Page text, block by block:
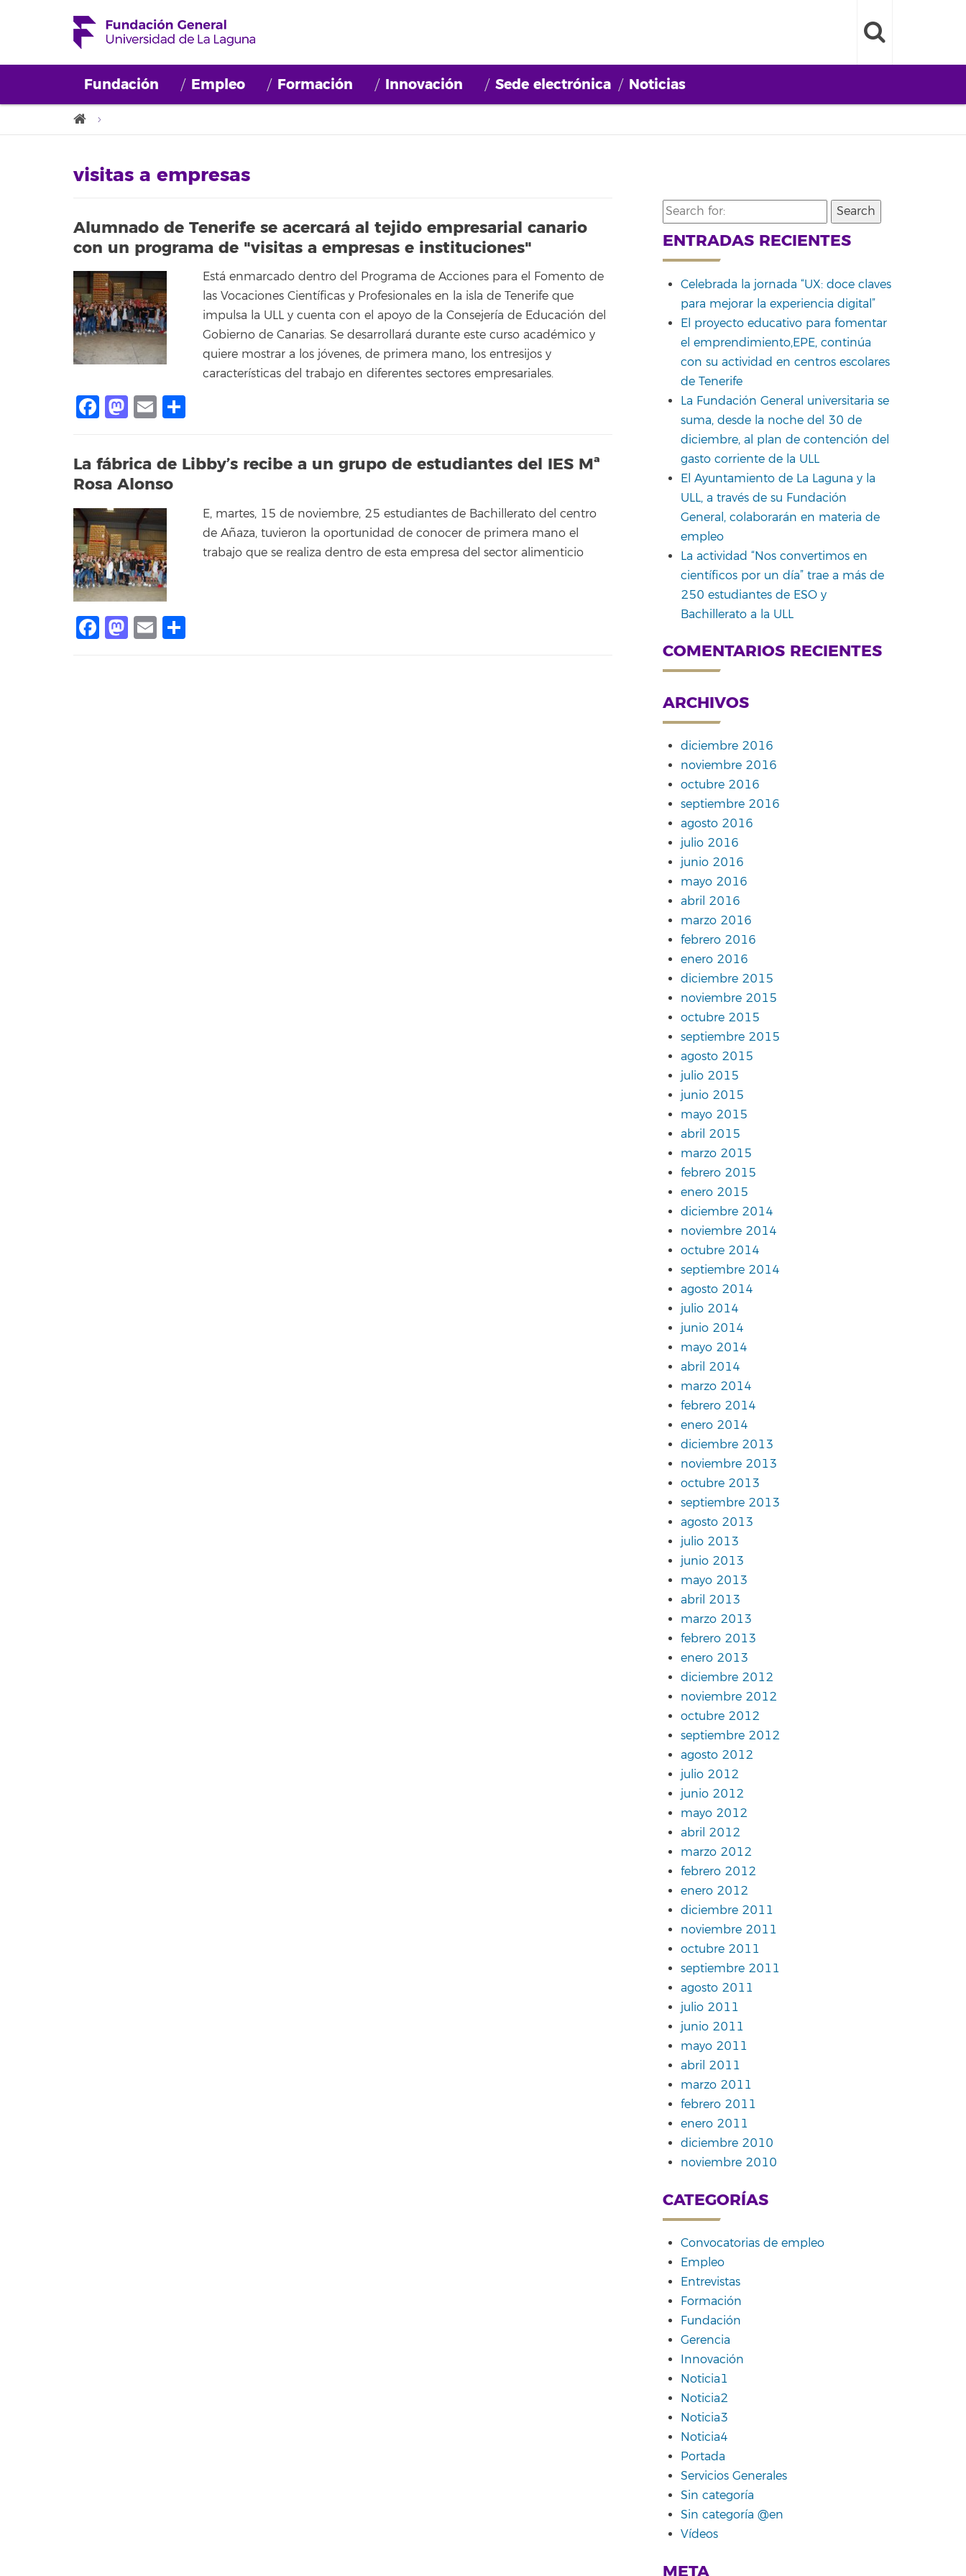
Fundación Empleo Formación Innovación Sede electrónica Noticias
visitas a empresas
Alumnado de Tenerife se acercará al tejido empresarial canario
con un programa de "visitas a empresas e instituciones"
Está enmarcado dentro del Programa de Acciones para el Fomento de
las Vocaciones Científicas y Profesionales en la isla de Tenerife que
impulsa la ULL y cuenta con el apoyo de la Consejería de Educación del
Gobierno de Canarias. Se desarrollará durante este curso académico y
quiere mostrar a los jóvenes, de primera mano, los entresijos y
características del trabajo en diferentes sectores empresariales.
Facebook
Mastodon
Email
La fábrica de Libby’s recibe a un grupo de estudiantes del IES Mª
Rosa Alonso
E, martes, 15 de noviembre, 25 estudiantes de Bachillerato del centro
de Añaza, tuvieron la oportunidad de conocer de primera mano el
trabajo que se realiza dentro de esta empresa del sector alimenticio
Facebook
Mastodon
Email
Search
for:
ENTRADAS RECIENTES
Celebrada la jornada “UX: doce claves
para mejorar la experiencia digital”
El proyecto educativo para fomentar
el emprendimiento,EPE, continúa
con su actividad en centros escolares
de Tenerife
La Fundación General universitaria se
suma, desde la noche del 30 de
diciembre, al plan de contención del
gasto corriente de la ULL
El Ayuntamiento de La Laguna y la
ULL, a través de su Fundación
General, colaborarán en materia de
empleo
La actividad “Nos convertimos en
científicos por un día” trae a más de
250 estudiantes de ESO y
Bachillerato a la ULL
COMENTARIOS RECIENTES
ARCHIVOS
diciembre 2016
noviembre 2016
octubre 2016
septiembre 2016
agosto 2016
julio 2016
junio 2016
mayo 2016
abril 2016
marzo 2016
febrero 2016
enero 2016
diciembre 2015
noviembre 2015
octubre 2015
septiembre 2015
agosto 2015
julio 2015
junio 2015
mayo 2015
abril 2015
marzo 2015
febrero 2015
enero 2015
diciembre 2014
noviembre 2014
octubre 2014
septiembre 2014
agosto 2014
julio 2014
junio 2014
mayo 2014
abril 2014
marzo 2014
febrero 2014
enero 2014
diciembre 2013
noviembre 2013
octubre 2013
septiembre 2013
agosto 2013
julio 2013
junio 2013
mayo 2013
abril 2013
marzo 2013
febrero 2013
enero 2013
diciembre 2012
noviembre 2012
octubre 2012
septiembre 2012
agosto 2012
julio 2012
junio 2012
mayo 2012
abril 2012
marzo 2012
febrero 2012
enero 2012
diciembre 2011
noviembre 2011
octubre 2011
septiembre 2011
agosto 2011
julio 2011
junio 2011
mayo 2011
abril 2011
marzo 2011
febrero 2011
enero 2011
diciembre 2010
noviembre 2010
CATEGORÍAS
Convocatorias de empleo
Empleo
Entrevistas
Formación
Fundación
Gerencia
Innovación
Noticia1
Noticia2
Noticia3
Noticia4
Portada
Servicios Generales
Sin categoría
Sin categoría @en
Vídeos
META